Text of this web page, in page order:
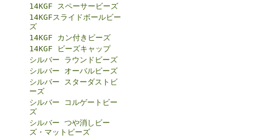
14KGF スペーサービーズ
14KGFスライドボールビー
ズ
14KGF カン付きビーズ
14KGF ビーズキャップ
シルバー ラウンドビーズ
シルバー オーバルビーズ
シルバー スターダストビ
ーズ
シルバー コルゲートビー
ズ
シルバー つや消しビー
ズ・マットビーズ